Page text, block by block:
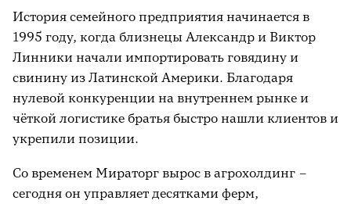
История семейного предприятия начинается в
1995 году, когда близнецы Александр и Виктор
Линники начали импортировать говядину и
свинину из Латинской Америки. Благодаря
нулевой конкуренции на внутреннем рынке и
чёткой логистике братья быстро нашли клиентов и
укрепили позиции.
Со временем Мираторг вырос в агрохолдинг –
сегодня он управляет десятками ферм,